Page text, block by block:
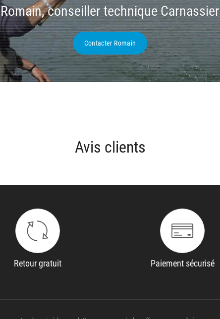
Romain, conseiller technique Carnassier
Contacter Romain
Avis clients
Retour gratuit Paiement sécurisé